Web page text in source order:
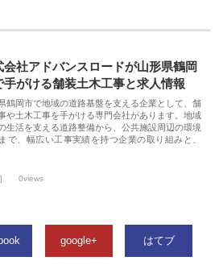
会社アドバンスロードが山形県鶴岡
手がける舗装土木工事と求人情報
鶴岡市で地域の道路基盤を支える企業として、舗
や土木工事を手がける専門会社があります。地域
生活を支える道路整備から、公共施設周辺の環境
で、幅広い工事実績を持つ企業の取り組みと、
0views
google+ はてブ